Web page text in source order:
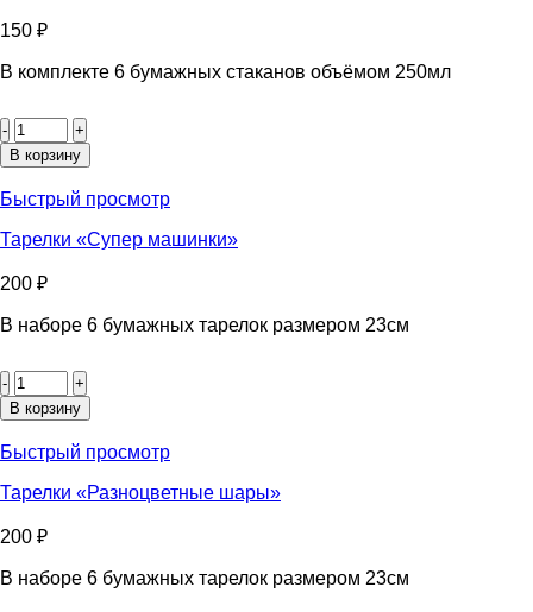
150 ₽
В комплекте 6 бумажных стаканов объёмом 250мл
товара
Стаканы
звёзды»
В корзину
Быстрый просмотр
Тарелки «Супер машинки»
200 ₽
В наборе 6 бумажных тарелок размером 23см
товара
Тарелки
машинки»
В корзину
Быстрый просмотр
Тарелки «Разноцветные шары»
200 ₽
В наборе 6 бумажных тарелок размером 23см